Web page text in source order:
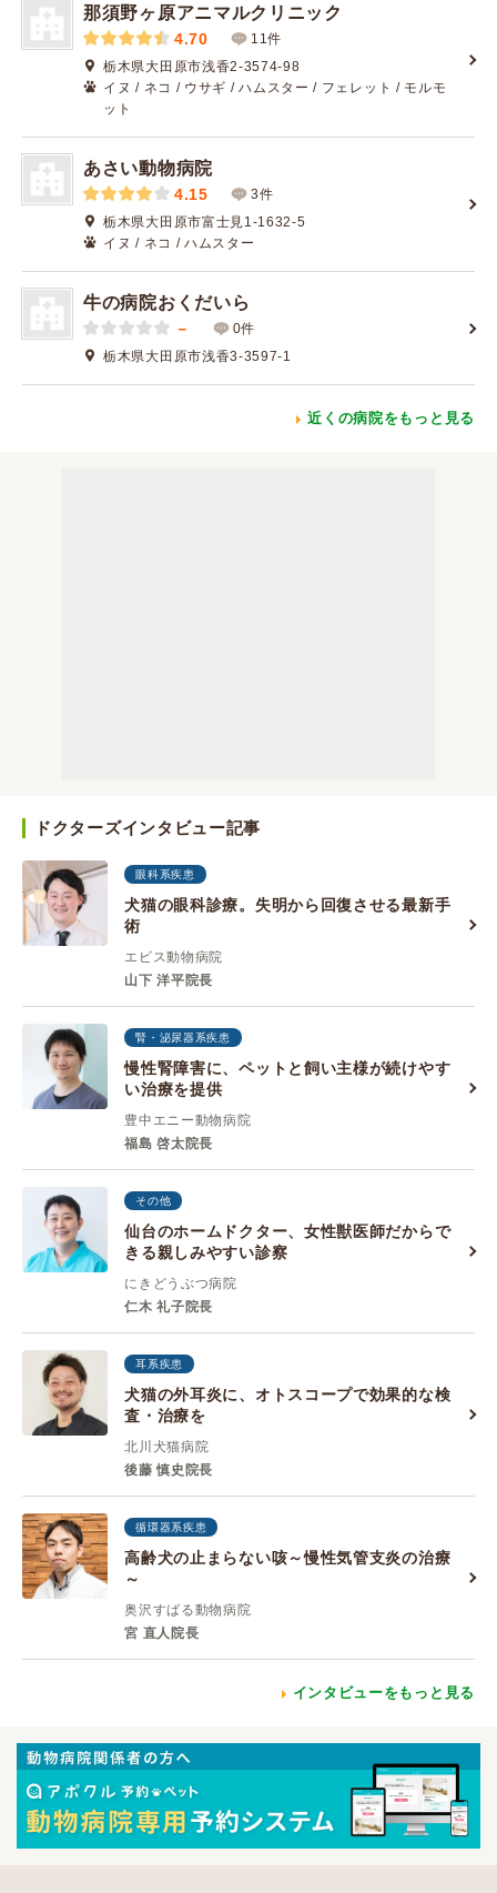
那須野ヶ原アニマルクリニック
4.70
11件
栃木県大田原市浅香2-3574-98
イヌ / ネコ / ウサギ / ハムスター / フェレット / モルモ
ット
あさい動物病院
4.15
3件
栃木県大田原市富士見1-1632-5
イヌ / ネコ / ハムスター
牛の病院おくだいら
－
0件
栃木県大田原市浅香3-3597-1
近くの病院をもっと見る
ドクターズインタビュー記事
眼科系疾患
犬猫の眼科診療。失明から回復させる最新手
術
エビス動物病院
山下 洋平院長
腎・泌尿器系疾患
慢性腎障害に、ペットと飼い主様が続けやす
い治療を提供
豊中エニー動物病院
福島 啓太院長
その他
仙台のホームドクター、女性獣医師だからで
きる親しみやすい診察
にきどうぶつ病院
仁木 礼子院長
耳系疾患
犬猫の外耳炎に、オトスコープで効果的な検
査・治療を
北川犬猫病院
後藤 慎史院長
循環器系疾患
高齢犬の止まらない咳～慢性気管支炎の治療
～
奥沢すばる動物病院
宮 直人院長
インタビューをもっと見る